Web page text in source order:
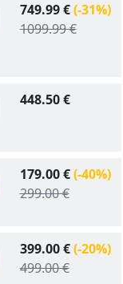
749.99 €(-31%)
1099.99 €
448.50 €
179.00 €(-40%)
299.00 €
399.00 €(-20%)
499.00 €